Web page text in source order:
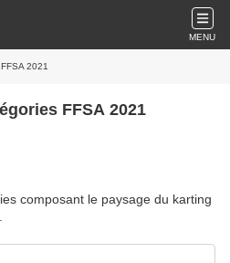
MENU
2021
FFSA 2021
composant le paysage du karting